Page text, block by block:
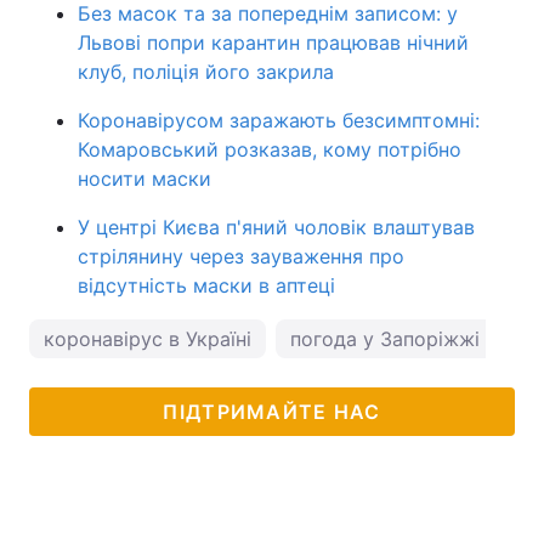
Без масок та за попереднім записом: у
Львові попри карантин працював нічний
клуб, поліція його закрила
Коронавірусом заражають безсимптомні:
Комаровський розказав, кому потрібно
носити маски
У центрі Києва п'яний чоловік влаштував
стрілянину через зауваження про
відсутність маски в аптеці
коронавірус в Україні погода у Запоріжжі
ПІДТРИМАЙТЕ НАС